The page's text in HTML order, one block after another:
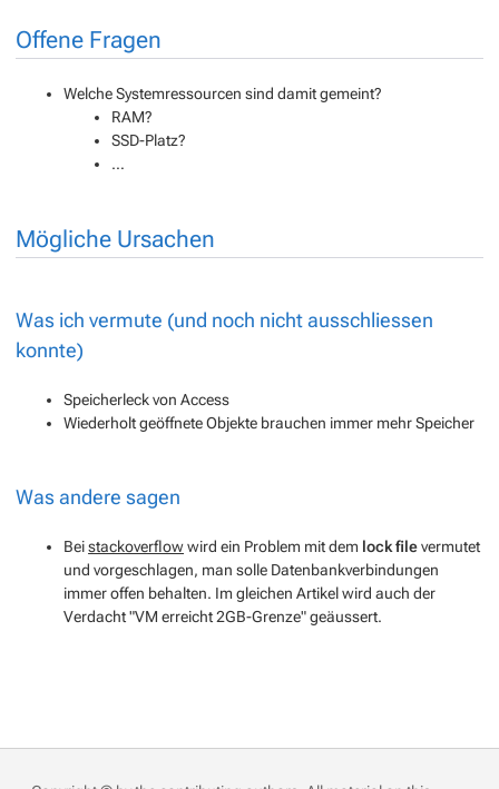
Offene Fragen
Welche Systemressourcen sind damit gemeint?
RAM?
SSD-Platz?
…
Mögliche Ursachen
Was ich vermute (und noch nicht ausschliessen
konnte)
Speicherleck von Access
Wiederholt geöffnete Objekte brauchen immer mehr Speicher
Was andere sagen
Beistackoverflowwird ein Problem mit dem lock filevermutet
und vorgeschlagen, man solle Datenbankverbindungen
immer offen behalten. Im gleichen Artikel wird auch der
Verdacht "VM erreicht 2GB-Grenze" geäussert.